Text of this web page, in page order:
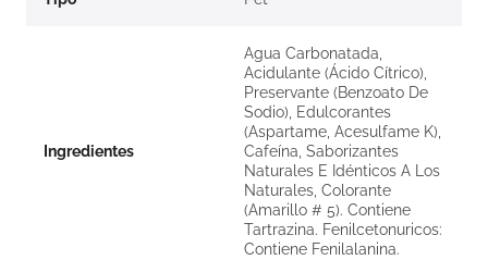
Ingredientes
Agua Carbonatada,
Acidulante (Ácido Cítrico),
Preservante (Benzoato De
Sodio), Edulcorantes
(Aspartame, Acesulfame K),
Cafeína, Saborizantes
Naturales E Idénticos A Los
Naturales, Colorante
(Amarillo # 5). Contiene
Tartrazina. Fenilcetonuricos:
Contiene Fenilalanina.